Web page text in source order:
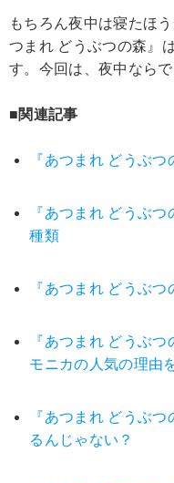
もちろん夜中は寝たほ
つまれ どうぶつの森』
す。今回は、夜中なら
■関連記事
『あつまれ どうぶ
『あつまれ どうぶ
種類
『あつまれ どうぶ
『あつまれ どうぶ
モニカの人気の理由
『あつまれ どうぶ
るんじゃない？